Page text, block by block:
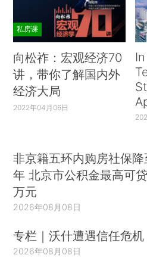
力亟待加强。
三是无序发展问题较为严
随意性极强。有的一拥而上
资源、污染环境；有的忽
量。而一旦遇到外部冲击，
弱的群体。亟待政府部门从
三、将大力发展中小
体建议
上，从顶层设计到落实执
全方位加大对中小企业支持
私房课
向松祚：宏观经济70
讲，带你了解国内外
经济大局
2022年04月06日
非京籍五环内购房社保降
年 北京市公积金最高可
万元
2026年08月08日
专栏｜沃什遭遇信任危机
2026年08月08日